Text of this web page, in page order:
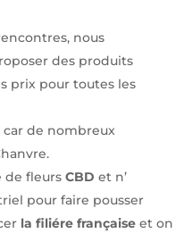
nous
des produits
prix pour toutes les
car de nombreux
de fleurs CBD et n’
pour faire pousser
la filiére françaiseet on